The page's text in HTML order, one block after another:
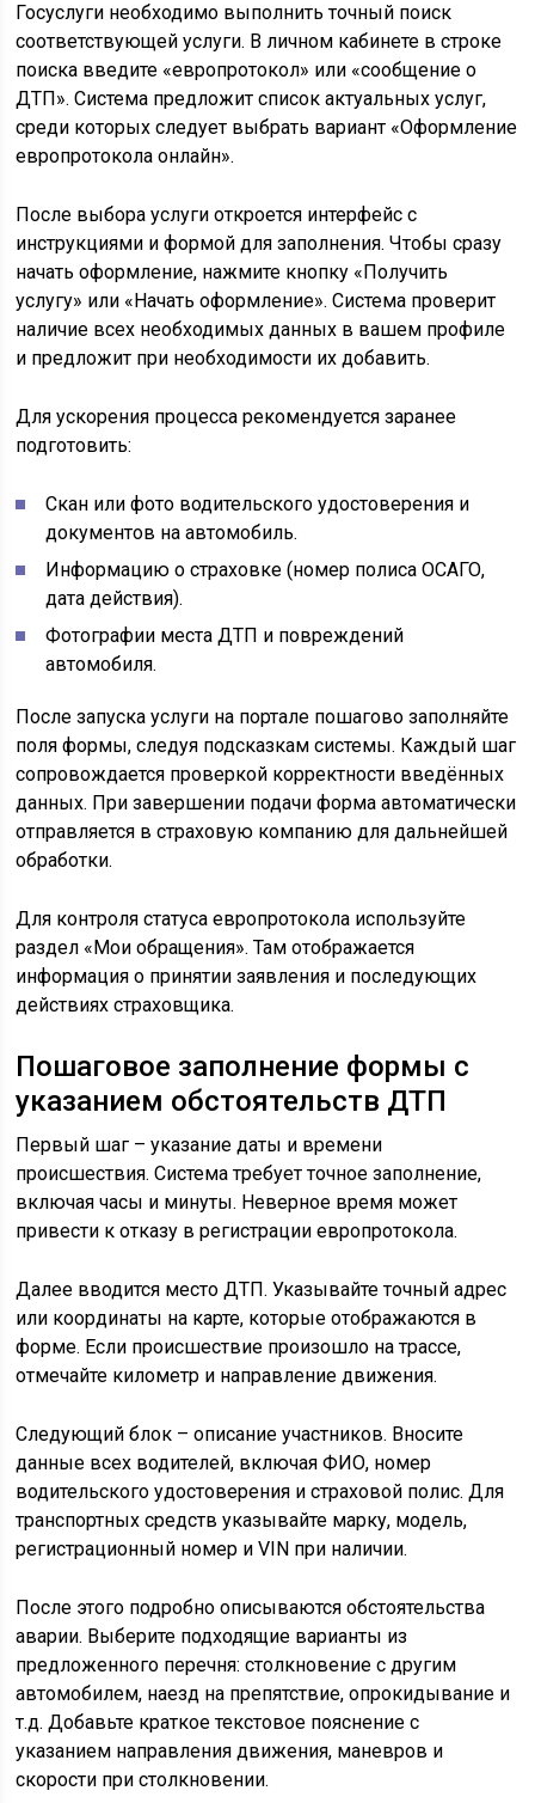
Госуслуги необходимо выполнить точный поиск
соответствующей услуги. В личном кабинете в строке
поиска введите «европротокол» или «сообщение о
ДТП». Система предложит список актуальных услуг,
среди которых следует выбрать вариант «Оформление
европротокола онлайн».
После выбора услуги откроется интерфейс с
инструкциями и формой для заполнения. Чтобы сразу
начать оформление, нажмите кнопку «Получить
услугу» или «Начать оформление». Система проверит
наличие всех необходимых данных в вашем профиле
и предложит при необходимости их добавить.
Для ускорения процесса рекомендуется заранее
подготовить:
Скан или фото водительского удостоверения и
документов на автомобиль.
Информацию о страховке (номер полиса ОСАГО,
дата действия).
Фотографии места ДТП и повреждений
автомобиля.
После запуска услуги на портале пошагово заполняйте
поля формы, следуя подсказкам системы. Каждый шаг
сопровождается проверкой корректности введённых
данных. При завершении подачи форма автоматически
отправляется в страховую компанию для дальнейшей
обработки.
Для контроля статуса европротокола используйте
раздел «Мои обращения». Там отображается
информация о принятии заявления и последующих
действиях страховщика.
Пошаговое заполнение формы с
указанием обстоятельств ДТП
Первый шаг – указание даты и времени
происшествия. Система требует точное заполнение,
включая часы и минуты. Неверное время может
привести к отказу в регистрации европротокола.
Далее вводится место ДТП. Указывайте точный адрес
или координаты на карте, которые отображаются в
форме. Если происшествие произошло на трассе,
отмечайте километр и направление движения.
Следующий блок – описание участников. Вносите
данные всех водителей, включая ФИО, номер
водительского удостоверения и страховой полис. Для
транспортных средств указывайте марку, модель,
регистрационный номер и VIN при наличии.
После этого подробно описываются обстоятельства
аварии. Выберите подходящие варианты из
предложенного перечня: столкновение с другим
автомобилем, наезд на препятствие, опрокидывание и
т.д. Добавьте краткое текстовое пояснение с
указанием направления движения, маневров и
скорости при столкновении.